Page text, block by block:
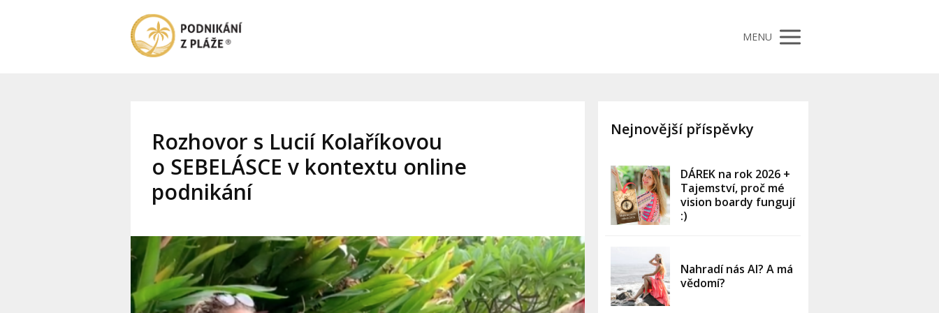
MENU
Rozhovor s Lucií Kolaříkovou
o SEBELÁSCE v kontextu online
podnikání
Nejnovější příspěvky
DÁREK na rok 2026 +
Tajemství, proč mé
vision boardy fungují
:)
Nahradí nás AI? A má
vědomí?